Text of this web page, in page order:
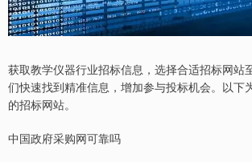
获取教学仪器行业招标信息，选择合适招标网站
们快速找到精准信息，增加参与投标机会。以下
的招标网站。
中国政府采购网可靠吗